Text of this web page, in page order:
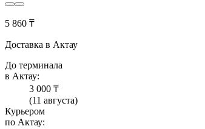
5 860 ₸
Доставка в Актау
До терминала
в Актау:
3 000 ₸
(11 августа)
Курьером
по Актау: